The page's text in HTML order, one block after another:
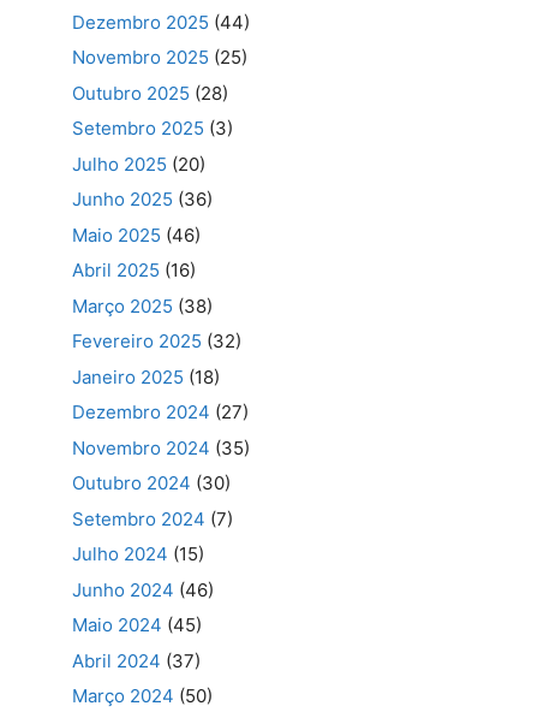
Dezembro 2025 (44)
Novembro 2025 (25)
Outubro 2025 (28)
Setembro 2025 (3)
Julho 2025 (20)
Junho 2025 (36)
Maio 2025 (46)
Abril 2025 (16)
Março 2025 (38)
Fevereiro 2025 (32)
Janeiro 2025 (18)
Dezembro 2024 (27)
Novembro 2024 (35)
Outubro 2024 (30)
Setembro 2024 (7)
Julho 2024 (15)
Junho 2024 (46)
Maio 2024 (45)
Abril 2024 (37)
Março 2024 (50)